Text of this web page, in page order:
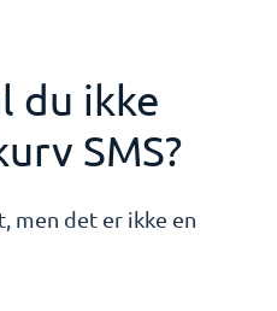
du ikke
SMS?
men det er ikke en